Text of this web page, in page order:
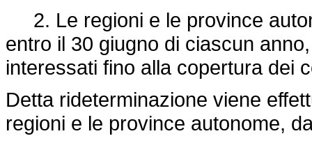
2. Le regioni e le province
entro il 30 giugno di ciascun
interessati fino alla copertura dei
Detta rideterminazione viene
regioni e le province autonome,